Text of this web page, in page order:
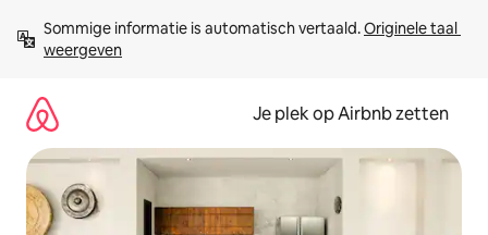
direct
naar
Sommige informatie is automatisch vertaald. Originele taal
weergeven
Je plek op Airbnb zetten